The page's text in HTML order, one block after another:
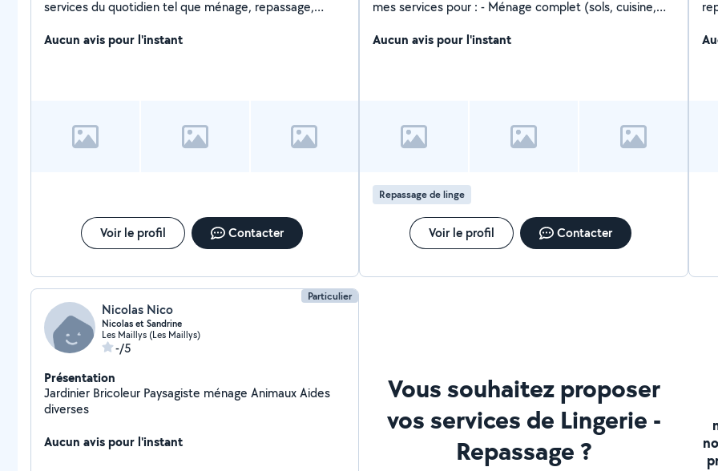
services du quotidien tel que ménage, repassage,
(j'adore ça, en passant !)... Ou encore, des services
Aucun avis pour l'instant
Voir le profil Contacter
mes services pour : - Ménage complet (sols, cuisine,
- Nettoyage en profondeur si nécessaire J'ai de
Aucun avis pour l'instant
Repassage de linge
Voir le profil Contacter
Particulier
Nicolas Nico
Nicolas et Sandrine
Les Maillys (Les Maillys)
-/5
Présentation
Jardinier Bricoleur Paysagiste ménage Animaux Aides
diverses
Aucun avis pour l'instant
Vous souhaitez proposer
vos services de Lingerie -
Repassage ?